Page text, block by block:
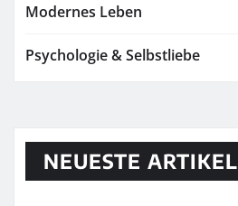
Modernes Leben
Psychologie & Selbstliebe
NEUESTE ARTIKEL